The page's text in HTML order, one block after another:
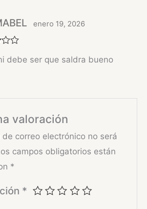
enero 19, 2026
debe ser que saldra bueno
valoración
de correo electrónico no será
campos obligatorios están
*
*